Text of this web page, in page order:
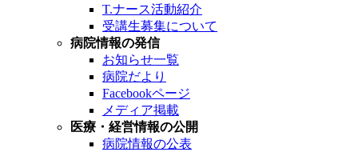
T.ナース活動紹介
受講生募集について
病院情報の発信
お知らせ一覧
病院だより
Facebookページ
メディア掲載
医療・経営情報の公開
病院情報の公表